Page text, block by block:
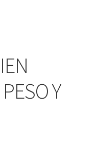
Y